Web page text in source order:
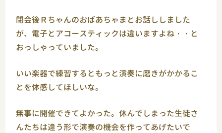
閉会後Ｒちゃんのおばあちゃまとお話ししました
が、電子とアコースティックは違いますよね・・と
おっしゃっていました。
いい楽器で練習するともっと演奏に磨きがかかるこ
とを体感してほしいな。
無事に開催できてよかった。休んでしまった生徒さ
んたちは違う形で演奏の機会を作ってあげたいで